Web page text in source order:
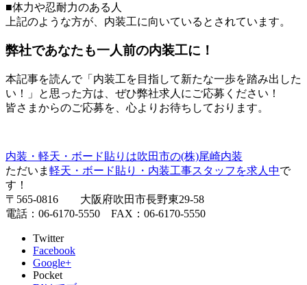
■体力や忍耐力のある人
上記のような方が、内装工に向いているとされています。
弊社であなたも一人前の内装工に！
本記事を読んで「内装工を目指して新たな一歩を踏み出した
い！」と思った方は、ぜひ弊社求人にご応募ください！
皆さまからのご応募を、心よりお待ちしております。
内装・軽天・ボード貼りは吹田市の(株)尾崎内装
ただいま 軽天・ボード貼り・内装工事スタッフを求人中で
す！
〒565-0816 大阪府吹田市長野東29-58
電話：06-6170-5550 FAX：06-6170-5550
Twitter
Facebook
Google+
Pocket